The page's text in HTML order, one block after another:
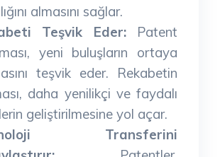
almasını sağlar.
Teşvik Eder:Patent
yeni buluşların ortaya
teşvik eder. Rekabetin
daha yenilikçi ve faydalı
geliştirilmesine yol açar.
Transferini